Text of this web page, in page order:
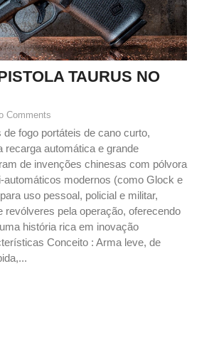
TAURUS NO
Comments
fogo portáteis de cano curto,
recarga automática e grande
de invenções chinesas com pólvora
automáticos modernos (como Glock e
uso pessoal, policial e militar,
revólveres pela operação, oferecendo
história rica em inovação
Conceito : Arma leve, de